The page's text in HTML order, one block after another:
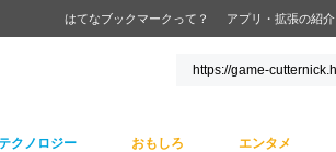
はてなブックマークって？ アプリ・拡張の紹介
クノロジー おもしろ エンタメ